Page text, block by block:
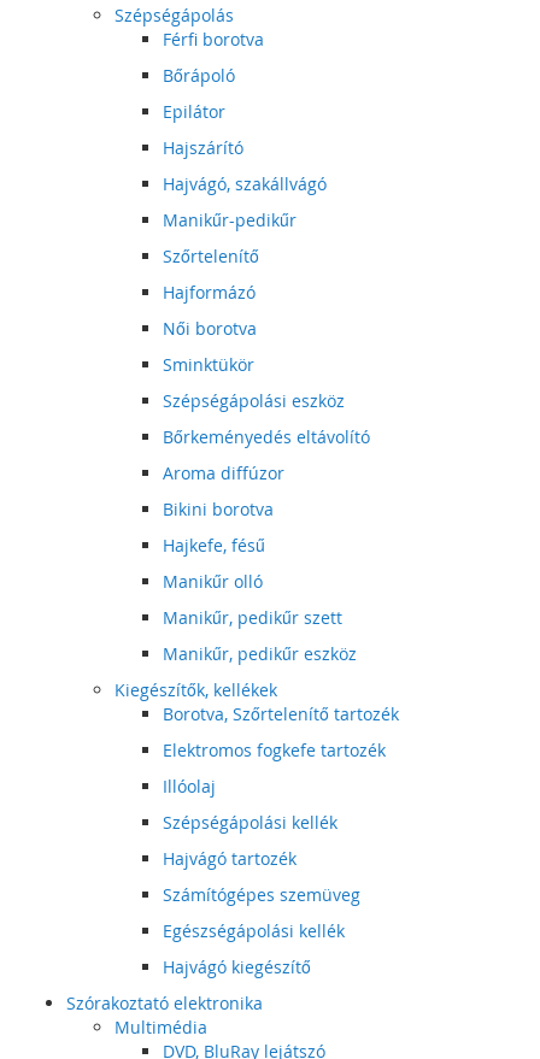
Szépségápolás
Férfi borotva
Bőrápoló
Epilátor
Hajszárító
Hajvágó, szakállvágó
Manikűr-pedikűr
Szőrtelenítő
Hajformázó
Női borotva
Sminktükör
Szépségápolási eszköz
Bőrkeményedés eltávolító
Aroma diffúzor
Bikini borotva
Hajkefe, fésű
Manikűr olló
Manikűr, pedikűr szett
Manikűr, pedikűr eszköz
Kiegészítők, kellékek
Borotva, Szőrtelenítő tartozék
Elektromos fogkefe tartozék
Illóolaj
Szépségápolási kellék
Hajvágó tartozék
Számítógépes szemüveg
Egészségápolási kellék
Hajvágó kiegészítő
Szórakoztató elektronika
Multimédia
DVD, BluRay lejátszó